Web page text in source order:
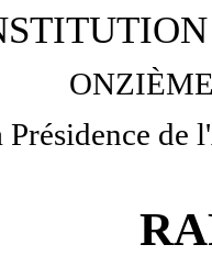
Présidence de